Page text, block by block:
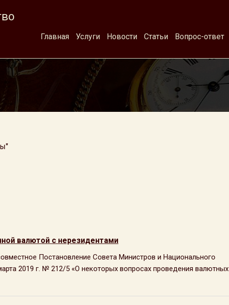
Главная Услуги Новости Статьи Вопрос-ответ
валютой с нерезидентами
Постановление Совета Министров и Национального
2019 г. № 212/5 «О некоторых вопросах проведения валютных